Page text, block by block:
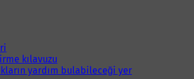
kılavuzu
yardım bulabileceği yer